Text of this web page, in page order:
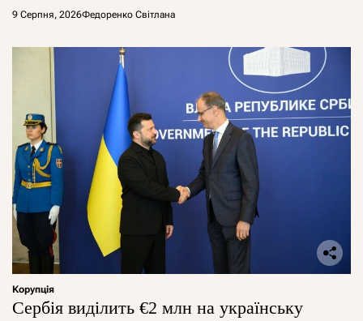
9 Серпня, 2026Федоренко Світлана
Корупція
Сербія виділить €2 млн на українську